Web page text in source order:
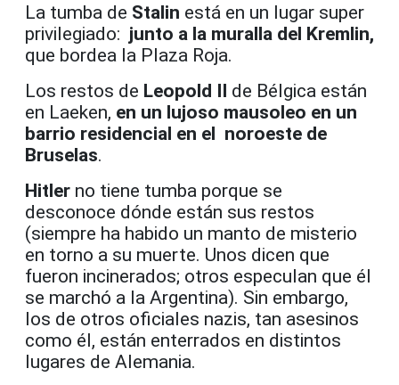
La tumba de Stalin está en un lugar super
privilegiado: junto a la muralla del Kremlin,
que bordea la Plaza Roja.
Los restos de Leopold II de Bélgica están
en Laeken, en un lujoso mausoleo en un
barrio residencial en el noroeste de
Bruselas.
Hitler no tiene tumba porque se
desconoce dónde están sus restos
(siempre ha habido un manto de misterio
en torno a su muerte. Unos dicen que
fueron incinerados; otros especulan que él
se marchó a la Argentina). Sin embargo,
los de otros oficiales nazis, tan asesinos
como él, están enterrados en distintos
lugares de Alemania.